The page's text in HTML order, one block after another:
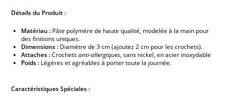
Détails du Produit :
Matériau : Pâte polymère de haute qualité, modelée à la main pour
des finitions uniques.
Dimensions : Diamètre de 3 cm (ajoutez 2 cm pour les crochets).
Attaches :Crochetsanti-allergiques, sans nickel, en acier inoxydable
Poids : Légères et agréables à porter toute la journée.
Caractéristiques Spéciales :